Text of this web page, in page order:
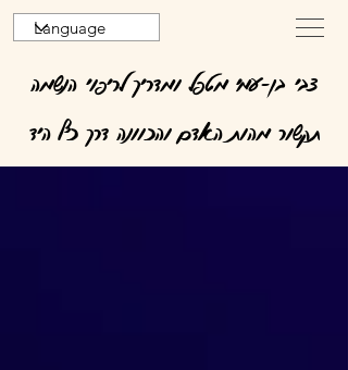
צבי בן-עמי מטפל ומדריך לריפוי הנשמה
תקשור מהות האדם והכוונה דרך כף היד